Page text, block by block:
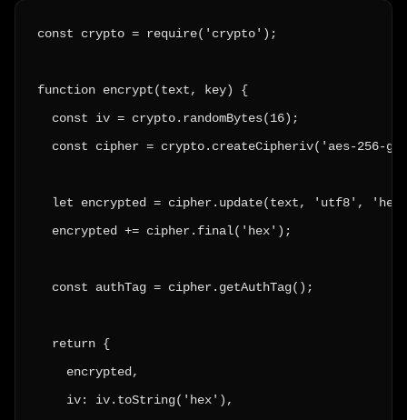
const crypto = require('crypto');
function encrypt(text, key) {
  const iv = crypto.randomBytes(16);
const cipher = crypto.createCipheriv('aes-256-
let encrypted = cipher.update(text, 'utf8',
  encrypted += cipher.final('hex');
  const authTag = cipher.getAuthTag();
  return {
    encrypted,
    iv: iv.toString('hex'),